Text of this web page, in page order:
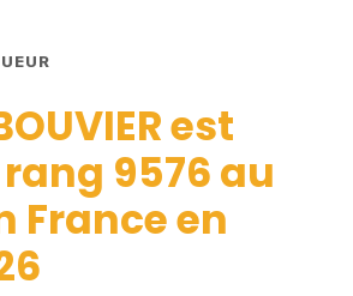
est
9576 au
France en